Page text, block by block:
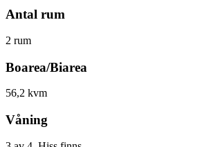
Antal rum
2 rum
Boarea/Biarea
56,2 kvm
Våning